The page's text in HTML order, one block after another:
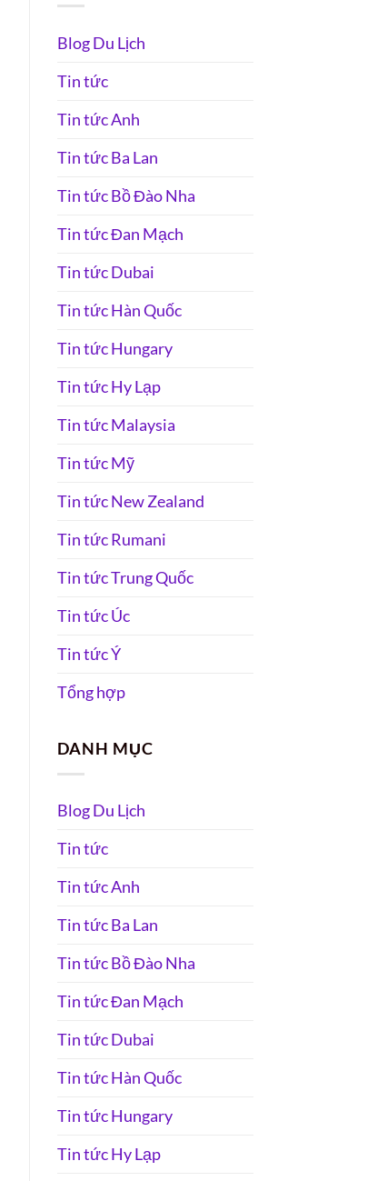
Blog Du Lịch
Tin tức
Tin tức Anh
Tin tức Ba Lan
Tin tức Bồ Đào Nha
Tin tức Đan Mạch
Tin tức Dubai
Tin tức Hàn Quốc
Tin tức Hungary
Tin tức Hy Lạp
Tin tức Malaysia
Tin tức Mỹ
Tin tức New Zealand
Tin tức Rumani
Tin tức Trung Quốc
Tin tức Úc
Tin tức Ý
Tổng hợp
DANH MỤC
Blog Du Lịch
Tin tức
Tin tức Anh
Tin tức Ba Lan
Tin tức Bồ Đào Nha
Tin tức Đan Mạch
Tin tức Dubai
Tin tức Hàn Quốc
Tin tức Hungary
Tin tức Hy Lạp